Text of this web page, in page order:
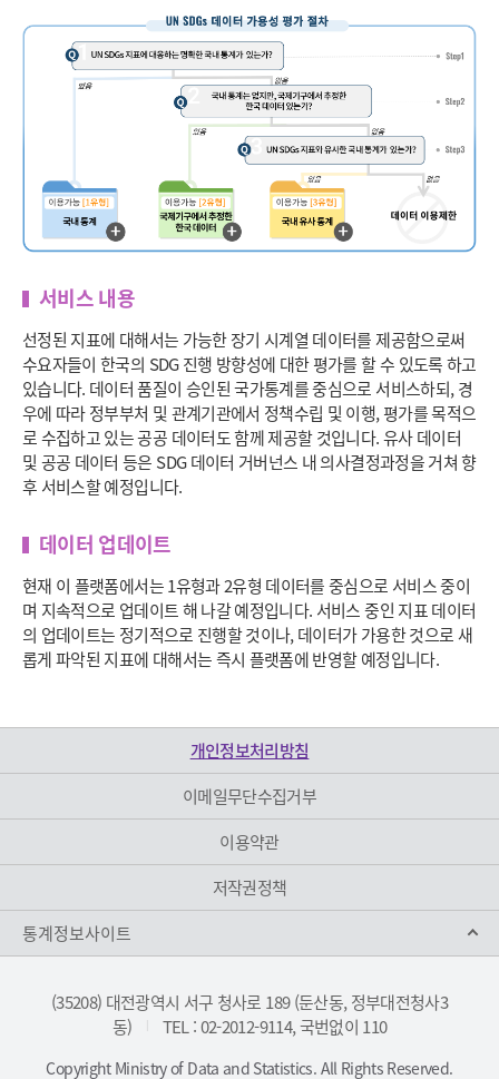
서비스 내용
선정된 지표에 대해서는 가능한 장기 시계열 데이터를 제공함으로써
수요자들이 한국의 SDG 진행 방향성에 대한 평가를 할 수 있도록 하고
있습니다. 데이터 품질이 승인된 국가통계를 중심으로 서비스하되, 경
우에 따라 정부부처 및 관계기관에서 정책수립 및 이행, 평가를 목적으
로 수집하고 있는 공공 데이터도 함께 제공할 것입니다. 유사 데이터
및 공공 데이터 등은 SDG 데이터 거버넌스 내 의사결정과정을 거쳐 향
후 서비스할 예정입니다.
데이터 업데이트
현재 이 플랫폼에서는 1유형과 2유형 데이터를 중심으로 서비스 중이
며 지속적으로 업데이트 해 나갈 예정입니다. 서비스 중인 지표 데이터
의 업데이트는 정기적으로 진행할 것이나, 데이터가 가용한 것으로 새
롭게 파악된 지표에 대해서는 즉시 플랫폼에 반영할 예정입니다.
개인정보처리방침
이메일무단수집거부
이용약관
저작권정책
통계정보사이트
(35208) 대전광역시 서구 청사로 189 (둔산동, 정부대전청사3
동)
TEL : 02-2012-9114, 국번없이 110
Copyright Ministry of Data and Statistics. All Rights Reserved.